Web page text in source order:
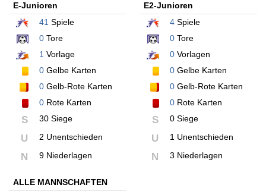
E-Junioren
41 Spiele
0 Tore
1 Vorlage
0 Gelbe Karten
0 Gelb-Rote Karten
0 Rote Karten
S 30 Siege
U 2 Unentschieden
N 9 Niederlagen
E2-Junioren
4Spiele
0Tore
0Vorlagen
0Gelbe Karten
0Gelb-Rote Karten
0Rote Karten
S 0 Siege
U 1 Unentschieden
N 3 Niederlagen
ALLE MANNSCHAFTEN